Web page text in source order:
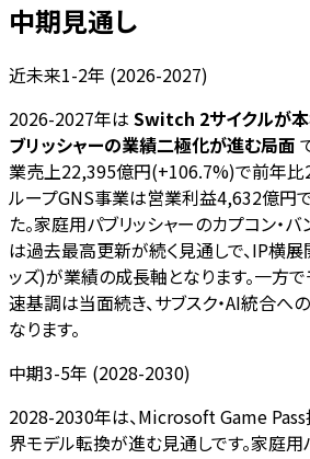
中期見通し
近未来1-2年 (2026-2027)
2026-2027年は Switch 2サイクルが本
ブリッシャーの業績二極化が進む局面
業売上22,395億円(+106.7%)で前年比
ループGNS事業は営業利益4,632億円
た。家庭用パブリッシャーのカプコン・バ
は過去最高更新が続く見通しで、IP横
ッズ)が業績の成長軸となります。一方
速基調は当面続き、サブスク・AI統合
なります。
中期3-5年 (2028-2030)
2028-2030年は、Microsoft Game
界モデル転換が進む見通しです。家庭